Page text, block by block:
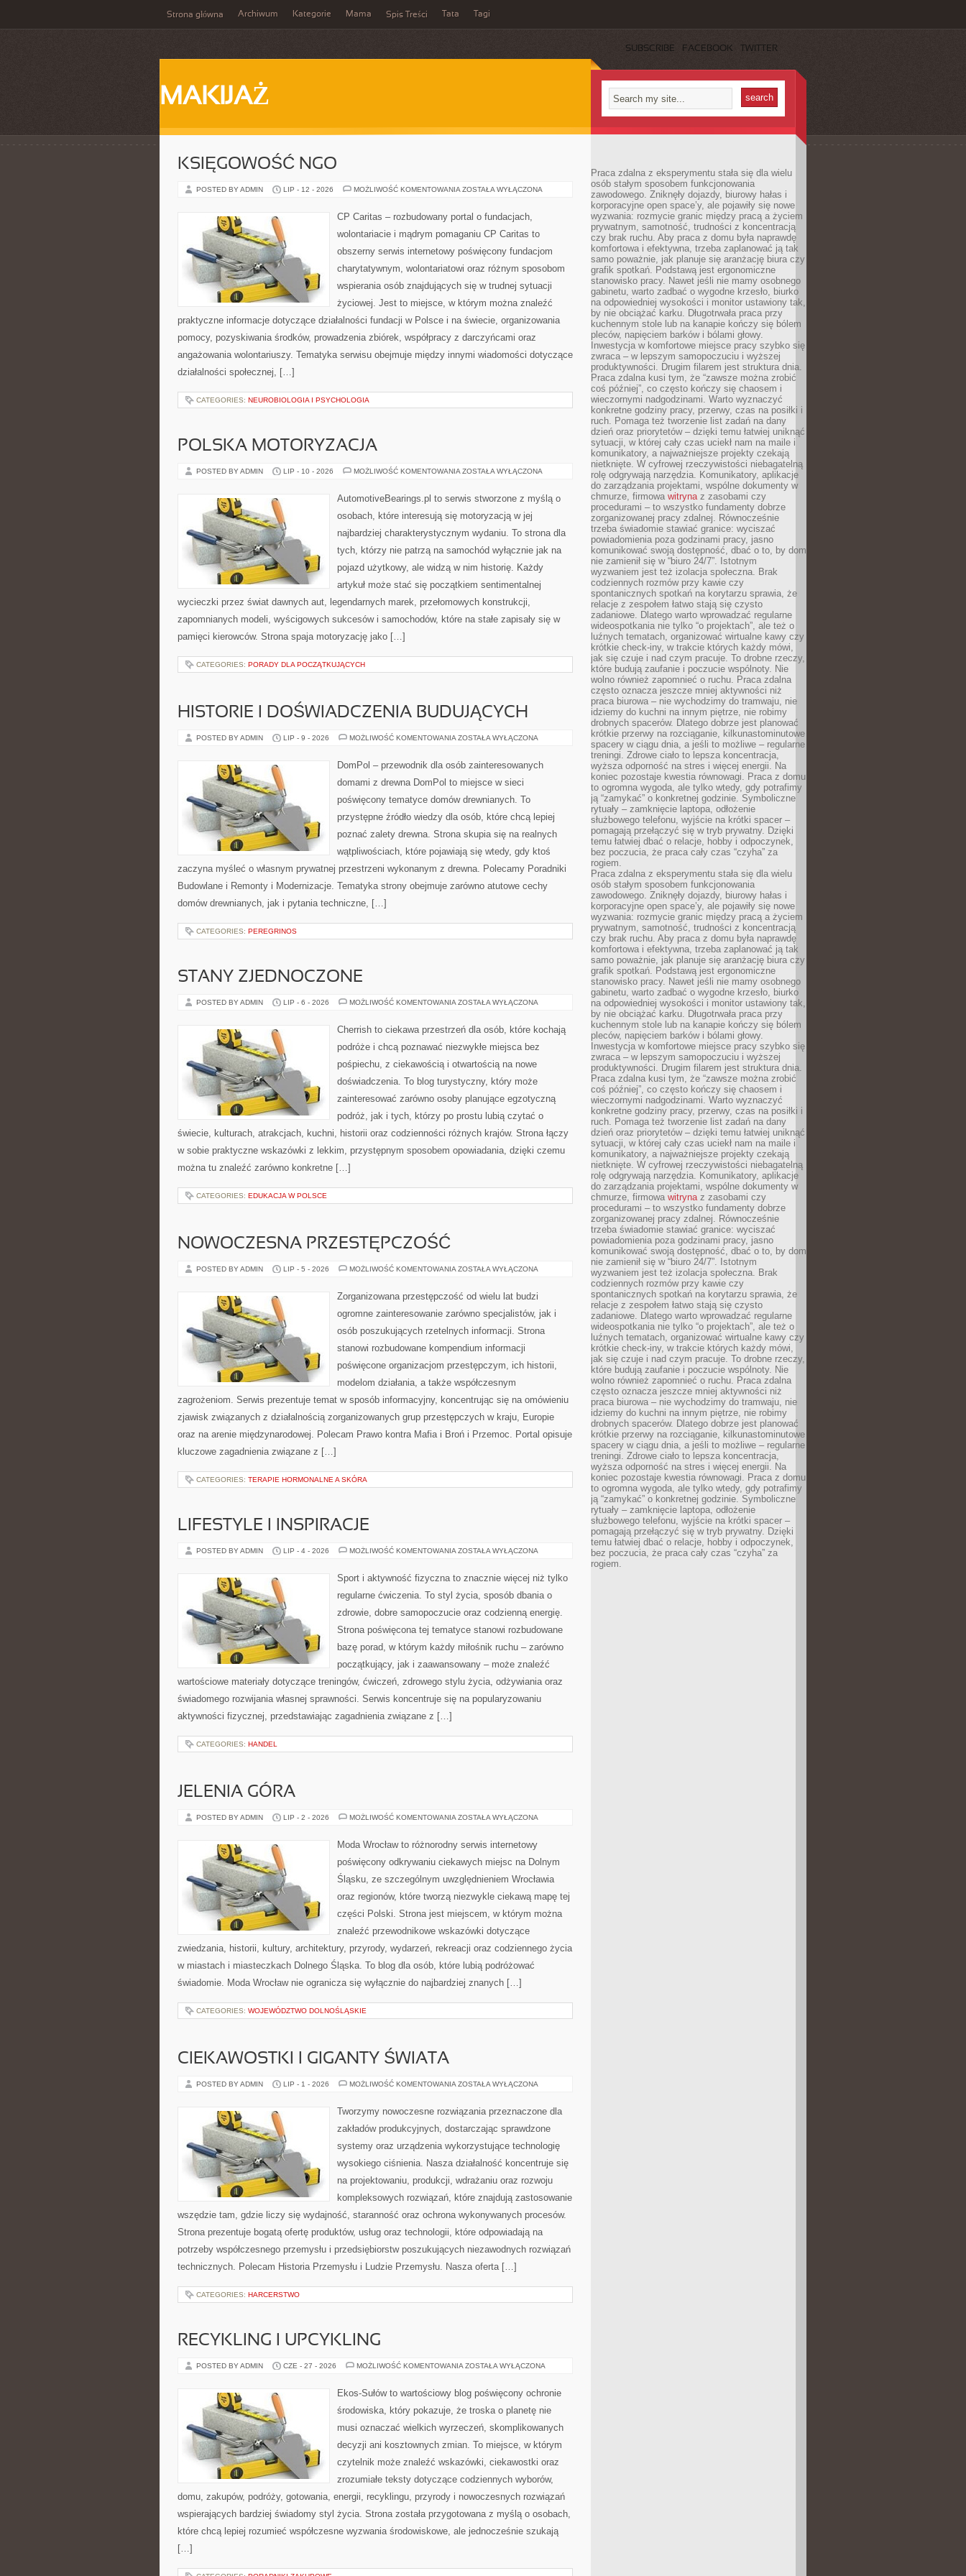
Strona główna Archiwum Kategorie Mama Spis Treści Tata Tagi
SUBSCRIBE FACEBOOK TWITTER
MAKIJAŻ
KSIĘGOWOŚĆ NGO
POSTED BY ADMIN LIP - 12 - 2026 MOŻLIWOŚĆ KOMENTOWANIA KSIĘGOWOŚĆ
ZOSTAŁA WYŁĄCZONA
CP Caritas – rozbudowany portal o fundacjach,
wolontariacie i mądrym pomaganiu CP Caritas to
obszerny serwis internetowy poświęcony fundacjom
charytatywnym, wolontariatowi oraz różnym sposobom
wspierania osób znajdujących się w trudnej sytuacji
życiowej. Jest to miejsce, w którym można znaleźć
praktyczne informacje dotyczące działalności fundacji w Polsce i na świecie, organizowania
pomocy, pozyskiwania środków, prowadzenia zbiórek, współpracy z darczyńcami oraz
angażowania wolontariuszy. Tematyka serwisu obejmuje między innymi wiadomości dotyczące
działalności społecznej, […]
CATEGORIES: NEUROBIOLOGIA I PSYCHOLOGIA
POLSKA MOTORYZACJA
POSTED BY ADMIN LIP - 10 - 2026 MOŻLIWOŚĆ KOMENTOWANIA POLSKA
ZOSTAŁA WYŁĄCZONA
AutomotiveBearings.pl to serwis stworzone z myślą o
osobach, które interesują się motoryzacją w jej
najbardziej charakterystycznym wydaniu. To strona dla
tych, którzy nie patrzą na samochód wyłącznie jak na
pojazd użytkowy, ale widzą w nim historię. Każdy
artykuł może stać się początkiem sentimentalnej
wycieczki przez świat dawnych aut, legendarnych marek, przełomowych konstrukcji,
zapomnianych modeli, wyścigowych sukcesów i samochodów, które na stałe zapisały się w
pamięci kierowców. Strona spaja motoryzację jako […]
CATEGORIES: PORADY DLA POCZĄTKUJĄCYCH
HISTORIE I DOŚWIADCZENIA BUDUJĄCYCH
POSTED BY ADMIN LIP - 9 - 2026 MOŻLIWOŚĆ KOMENTOWANIA HISTORIE
BUDUJĄCYCH
ZOSTAŁA WYŁĄCZONA
DomPol – przewodnik dla osób zainteresowanych
domami z drewna DomPol to miejsce w sieci
poświęcony tematyce domów drewnianych. To
przystępne źródło wiedzy dla osób, które chcą lepiej
poznać zalety drewna. Strona skupia się na realnych
wątpliwościach, które pojawiają się wtedy, gdy ktoś
zaczyna myśleć o własnym prywatnej przestrzeni wykonanym z drewna. Polecamy Poradniki
Budowlane i Remonty i Modernizacje. Tematyka strony obejmuje zarówno atutowe cechy
domów drewnianych, jak i pytania techniczne, […]
CATEGORIES: PEREGRINOS
STANY ZJEDNOCZONE
POSTED BY ADMIN LIP - 6 - 2026 MOŻLIWOŚĆ KOMENTOWANIA STANY
ZOSTAŁA WYŁĄCZONA
Cherrish to ciekawa przestrzeń dla osób, które kochają
podróże i chcą poznawać niezwykłe miejsca bez
pośpiechu, z ciekawością i otwartością na nowe
doświadczenia. To blog turystyczny, który może
zainteresować zarówno osoby planujące egzotyczną
podróż, jak i tych, którzy po prostu lubią czytać o
świecie, kulturach, atrakcjach, kuchni, historii oraz codzienności różnych krajów. Strona łączy
w sobie praktyczne wskazówki z lekkim, przystępnym sposobem opowiadania, dzięki czemu
można tu znaleźć zarówno konkretne […]
CATEGORIES: EDUKACJA W POLSCE
NOWOCZESNA PRZESTĘPCZOŚĆ
POSTED BY ADMIN LIP - 5 - 2026 MOŻLIWOŚĆ KOMENTOWANIA NOWOCZESNA
ZOSTAŁA WYŁĄCZONA
Zorganizowana przestępczość od wielu lat budzi
ogromne zainteresowanie zarówno specjalistów, jak i
osób poszukujących rzetelnych informacji. Strona
stanowi rozbudowane kompendium informacji
poświęcone organizacjom przestępczym, ich historii,
modelom działania, a także współczesnym
zagrożeniom. Serwis prezentuje temat w sposób informacyjny, koncentrując się na omówieniu
zjawisk związanych z działalnością zorganizowanych grup przestępczych w kraju, Europie
oraz na arenie międzynarodowej. Polecam Prawo kontra Mafia i Broń i Przemoc. Portal opisuje
kluczowe zagadnienia związane z […]
CATEGORIES: TERAPIE HORMONALNE A SKÓRA
LIFESTYLE I INSPIRACJE
POSTED BY ADMIN LIP - 4 - 2026 MOŻLIWOŚĆ KOMENTOWANIA LIFESTYLE
ZOSTAŁA WYŁĄCZONA
Sport i aktywność fizyczna to znacznie więcej niż tylko
regularne ćwiczenia. To styl życia, sposób dbania o
zdrowie, dobre samopoczucie oraz codzienną energię.
Strona poświęcona tej tematyce stanowi rozbudowane
bazę porad, w którym każdy miłośnik ruchu – zarówno
początkujący, jak i zaawansowany – może znaleźć
wartościowe materiały dotyczące treningów, ćwiczeń, zdrowego stylu życia, odżywiania oraz
świadomego rozwijania własnej sprawności. Serwis koncentruje się na popularyzowaniu
aktywności fizycznej, przedstawiając zagadnienia związane z […]
CATEGORIES: HANDEL
JELENIA GÓRA
POSTED BY ADMIN LIP - 2 - 2026 MOŻLIWOŚĆ KOMENTOWANIA JELENIA
ZOSTAŁA WYŁĄCZONA
Moda Wrocław to różnorodny serwis internetowy
poświęcony odkrywaniu ciekawych miejsc na Dolnym
Śląsku, ze szczególnym uwzględnieniem Wrocławia
oraz regionów, które tworzą niezwykle ciekawą mapę tej
części Polski. Strona jest miejscem, w którym można
znaleźć przewodnikowe wskazówki dotyczące
zwiedzania, historii, kultury, architektury, przyrody, wydarzeń, rekreacji oraz codziennego życia
w miastach i miasteczkach Dolnego Śląska. To blog dla osób, które lubią podróżować
świadomie. Moda Wrocław nie ogranicza się wyłącznie do najbardziej znanych […]
CATEGORIES: WOJEWÓDZTWO DOLNOŚLĄSKIE
CIEKAWOSTKI I GIGANTY ŚWIATA
POSTED BY ADMIN LIP - 1 - 2026 MOŻLIWOŚĆ KOMENTOWANIA CIEKAWOSTKI
ŚWIATA
ZOSTAŁA WYŁĄCZONA
Tworzymy nowoczesne rozwiązania przeznaczone dla
zakładów produkcyjnych, dostarczając sprawdzone
systemy oraz urządzenia wykorzystujące technologię
wysokiego ciśnienia. Nasza działalność koncentruje się
na projektowaniu, produkcji, wdrażaniu oraz rozwoju
kompleksowych rozwiązań, które znajdują zastosowanie
wszędzie tam, gdzie liczy się wydajność, staranność oraz ochrona wykonywanych procesów.
Strona prezentuje bogatą ofertę produktów, usług oraz technologii, które odpowiadają na
potrzeby współczesnego przemysłu i przedsiębiorstw poszukujących niezawodnych rozwiązań
technicznych. Polecam Historia Przemysłu i Ludzie Przemysłu. Nasza oferta […]
CATEGORIES: HARCERSTWO
RECYKLING I UPCYKLING
POSTED BY ADMIN CZE - 27 - 2026 MOŻLIWOŚĆ KOMENTOWANIA RECYKLING
ZOSTAŁA WYŁĄCZONA
Ekos-Sułów to wartościowy blog poświęcony ochronie
środowiska, który pokazuje, że troska o planetę nie
musi oznaczać wielkich wyrzeczeń, skomplikowanych
decyzji ani kosztownych zmian. To miejsce, w którym
czytelnik może znaleźć wskazówki, ciekawostki oraz
zrozumiałe teksty dotyczące codziennych wyborów,
domu, zakupów, podróży, gotowania, energii, recyklingu, przyrody i nowoczesnych rozwiązań
wspierających bardziej świadomy styl życia. Strona została przygotowana z myślą o osobach,
które chcą lepiej rozumieć współczesne wyzwania środowiskowe, ale jednocześnie szukają
[…]
Praca zdalna z eksperymentu stała się dla wielu
osób stałym sposobem funkcjonowania
zawodowego. Zniknęły dojazdy, biurowy hałas i
korporacyjne open space’y, ale pojawiły się nowe
wyzwania: rozmycie granic między pracą a życiem
prywatnym, samotność, trudności z koncentracją
czy brak ruchu. Aby praca z domu była naprawdę
komfortowa i efektywna, trzeba zaplanować ją tak
samo poważnie, jak planuje się aranżację biura czy
grafik spotkań. Podstawą jest ergonomiczne
stanowisko pracy. Nawet jeśli nie mamy osobnego
gabinetu, warto zadbać o wygodne krzesło, biurko
na odpowiedniej wysokości i monitor ustawiony tak,
by nie obciążać karku. Długotrwała praca przy
kuchennym stole lub na kanapie kończy się bólem
pleców, napięciem barków i bólami głowy.
Inwestycja w komfortowe miejsce pracy szybko się
zwraca – w lepszym samopoczuciu i wyższej
produktywności. Drugim filarem jest struktura dnia.
Praca zdalna kusi tym, że “zawsze można zrobić
coś później”, co często kończy się chaosem i
wieczornymi nadgodzinami. Warto wyznaczyć
konkretne godziny pracy, przerwy, czas na posiłki i
ruch. Pomaga też tworzenie list zadań na dany
dzień oraz priorytetów – dzięki temu łatwiej uniknąć
sytuacji, w której cały czas uciekł nam na maile i
komunikatory, a najważniejsze projekty czekają
nietknięte. W cyfrowej rzeczywistości niebagatelną
rolę odgrywają narzędzia. Komunikatory, aplikacje
do zarządzania projektami, wspólne dokumenty w
chmurze, firmowa witrynaz zasobami czy
procedurami – to wszystko fundamenty dobrze
zorganizowanej pracy zdalnej. Równocześnie
trzeba świadomie stawiać granice: wyciszać
powiadomienia poza godzinami pracy, jasno
komunikować swoją dostępność, dbać o to, by dom
nie zamienił się w “biuro 24/7”. Istotnym
wyzwaniem jest też izolacja społeczna. Brak
codziennych rozmów przy kawie czy
spontanicznych spotkań na korytarzu sprawia, że
relacje z zespołem łatwo stają się czysto
zadaniowe. Dlatego warto wprowadzać regularne
wideospotkania nie tylko “o projektach”, ale też o
luźnych tematach, organizować wirtualne kawy czy
krótkie check-iny, w trakcie których każdy mówi,
jak się czuje i nad czym pracuje. To drobne rzeczy,
które budują zaufanie i poczucie wspólnoty. Nie
wolno również zapomnieć o ruchu. Praca zdalna
często oznacza jeszcze mniej aktywności niż
praca biurowa – nie wychodzimy do tramwaju, nie
idziemy do kuchni na innym piętrze, nie robimy
drobnych spacerów. Dlatego dobrze jest planować
krótkie przerwy na rozciąganie, kilkunastominutowe
spacery w ciągu dnia, a jeśli to możliwe – regularne
treningi. Zdrowe ciało to lepsza koncentracja,
wyższa odporność na stres i więcej energii. Na
koniec pozostaje kwestia równowagi. Praca z domu
to ogromna wygoda, ale tylko wtedy, gdy potrafimy
ją “zamykać” o konkretnej godzinie. Symboliczne
rytuały – zamknięcie laptopa, odłożenie
służbowego telefonu, wyjście na krótki spacer –
pomagają przełączyć się w tryb prywatny. Dzięki
temu łatwiej dbać o relacje, hobby i odpoczynek,
bez poczucia, że praca cały czas “czyha” za
rogiem.
Praca zdalna z eksperymentu stała się dla wielu
osób stałym sposobem funkcjonowania
zawodowego. Zniknęły dojazdy, biurowy hałas i
korporacyjne open space’y, ale pojawiły się nowe
wyzwania: rozmycie granic między pracą a życiem
prywatnym, samotność, trudności z koncentracją
czy brak ruchu. Aby praca z domu była naprawdę
komfortowa i efektywna, trzeba zaplanować ją tak
samo poważnie, jak planuje się aranżację biura czy
grafik spotkań. Podstawą jest ergonomiczne
stanowisko pracy. Nawet jeśli nie mamy osobnego
gabinetu, warto zadbać o wygodne krzesło, biurko
na odpowiedniej wysokości i monitor ustawiony tak,
by nie obciążać karku. Długotrwała praca przy
kuchennym stole lub na kanapie kończy się bólem
pleców, napięciem barków i bólami głowy.
Inwestycja w komfortowe miejsce pracy szybko się
zwraca – w lepszym samopoczuciu i wyższej
produktywności. Drugim filarem jest struktura dnia.
Praca zdalna kusi tym, że “zawsze można zrobić
coś później”, co często kończy się chaosem i
wieczornymi nadgodzinami. Warto wyznaczyć
konkretne godziny pracy, przerwy, czas na posiłki i
ruch. Pomaga też tworzenie list zadań na dany
dzień oraz priorytetów – dzięki temu łatwiej uniknąć
sytuacji, w której cały czas uciekł nam na maile i
komunikatory, a najważniejsze projekty czekają
nietknięte. W cyfrowej rzeczywistości niebagatelną
rolę odgrywają narzędzia. Komunikatory, aplikacje
do zarządzania projektami, wspólne dokumenty w
chmurze, firmowa witrynaz zasobami czy
procedurami – to wszystko fundamenty dobrze
zorganizowanej pracy zdalnej. Równocześnie
trzeba świadomie stawiać granice: wyciszać
powiadomienia poza godzinami pracy, jasno
komunikować swoją dostępność, dbać o to, by dom
nie zamienił się w “biuro 24/7”. Istotnym
wyzwaniem jest też izolacja społeczna. Brak
codziennych rozmów przy kawie czy
spontanicznych spotkań na korytarzu sprawia, że
relacje z zespołem łatwo stają się czysto
zadaniowe. Dlatego warto wprowadzać regularne
wideospotkania nie tylko “o projektach”, ale też o
luźnych tematach, organizować wirtualne kawy czy
krótkie check-iny, w trakcie których każdy mówi,
jak się czuje i nad czym pracuje. To drobne rzeczy,
które budują zaufanie i poczucie wspólnoty. Nie
wolno również zapomnieć o ruchu. Praca zdalna
często oznacza jeszcze mniej aktywności niż
praca biurowa – nie wychodzimy do tramwaju, nie
idziemy do kuchni na innym piętrze, nie robimy
drobnych spacerów. Dlatego dobrze jest planować
krótkie przerwy na rozciąganie, kilkunastominutowe
spacery w ciągu dnia, a jeśli to możliwe – regularne
treningi. Zdrowe ciało to lepsza koncentracja,
wyższa odporność na stres i więcej energii. Na
koniec pozostaje kwestia równowagi. Praca z domu
to ogromna wygoda, ale tylko wtedy, gdy potrafimy
ją “zamykać” o konkretnej godzinie. Symboliczne
rytuały – zamknięcie laptopa, odłożenie
służbowego telefonu, wyjście na krótki spacer –
pomagają przełączyć się w tryb prywatny. Dzięki
temu łatwiej dbać o relacje, hobby i odpoczynek,
bez poczucia, że praca cały czas “czyha” za
rogiem.